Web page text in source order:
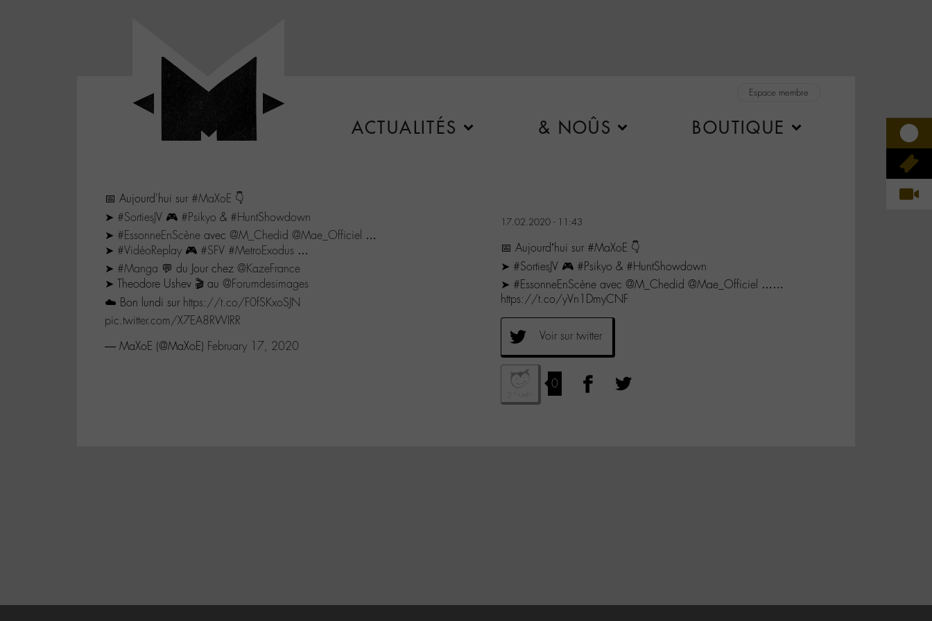
Laboratoire
poétique
M-
Espace membre
M-
ACTUALITÉS & NOÛS BOUTIQUE
📅 Aujourd'hui sur #MaXoE 👇
➤ #SortiesJV 🎮 #Psikyo & #HuntShowdown
➤ #EssonneEnScène avec @M_Chedid @Mae_Officiel …
➤ #VidéoReplay 🎮 #SFV #MetroExodus …
➤ #Manga 💬 du Jour chez @KazeFrance
➤ Theodore Ushev 🎬 au @Forumdesimages
☁️ Bon lundi sur https://t.co/F0fSKxoSJN
pic.twitter.com/X7EA8RWIRR
— MaXoE (@MaXoE) February 17, 2020
17.02.2020 - 11:43
📅 Aujourd’hui sur #MaXoE 👇
➤ #SortiesJV 🎮 #Psikyo & #HuntShowdown
➤ #EssonneEnScène avec @M_Chedid @Mae_Officiel ……
https://t.co/yVn1DmyCNF
Voir sur twitter
0